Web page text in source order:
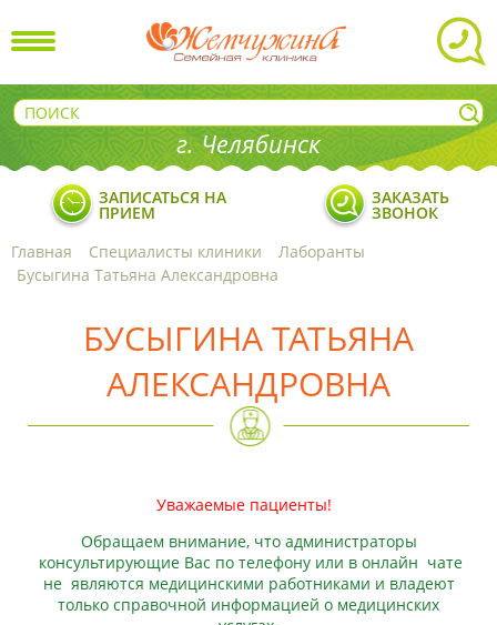
г. Челябинск
ЗАПИСАТЬСЯ НА
ПРИЕМ
ЗАКАЗАТЬ
ЗВОНОК
Главная
Специалисты клиники
Лаборанты
Бусыгина Татьяна Александровна
БУСЫГИНА ТАТЬЯНА
АЛЕКСАНДРОВНА
Уважаемые пациенты!
Обращаем внимание, что администраторы
консультирующие Вас по телефону или в онлайн чате
не являются медицинскими работниками и владеют
только справочной информацией о медицинских